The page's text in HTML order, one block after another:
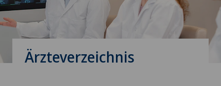
Ärzteverzeichnis